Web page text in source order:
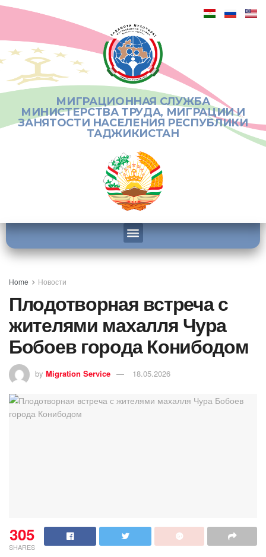
МИГРАЦИОННАЯ СЛУЖБА
МИНИСТЕРСТВА ТРУДА, МИГРАЦИИ И
ЗАНЯТОСТИ НАСЕЛЕНИЯ РЕСПУБЛИКИ
ТАДЖИКИСТАН
Home Новости
Плодотворная встреча с
жителями махалля Чура
Бобоев города Конибодом
by Migration Service 18.05.2026
305
SHARES